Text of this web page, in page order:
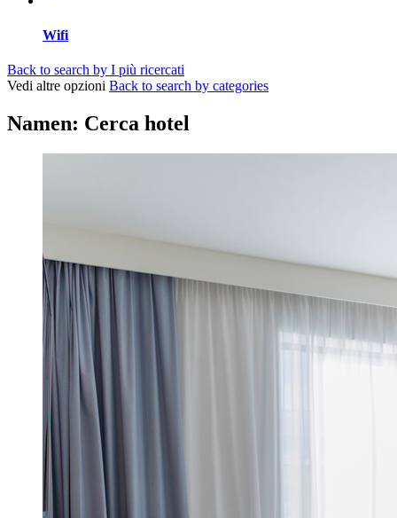
Wifi
Back to search by I più ricercati
Vedi altre opzioni Back to search by categories
Namen: Cerca hotel